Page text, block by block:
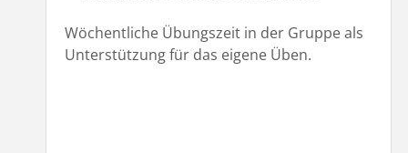
Wöchentliche Übungszeit in der Gruppe als
Unterstützung für das eigene Üben.